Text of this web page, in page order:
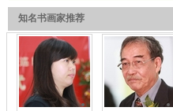
知名书画家推荐